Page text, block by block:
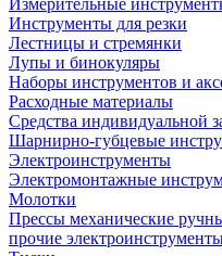
Измерительные
Инструменты для резки
Лестницы и стремянки
Лупы и бинокуляры
Наборы инструментов и
Расходные материалы
Средства индивидуальной
Шарнирно-губцевые
Электроинструменты
Электромонтажные
Молотки
Прессы механические
прочие